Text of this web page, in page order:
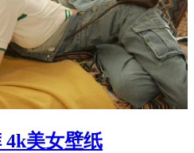
4k美女壁纸